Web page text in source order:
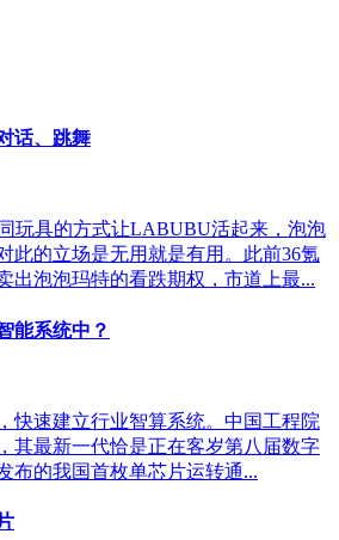
话、跳舞
玩具的方式让LABUBU活起来，泡泡
此的立场是无用就是有用。此前36氪
出泡泡玛特的看跌期权，市道上最...
能系统中？
快速建立行业智算系统。中国工程院
其最新一代恰是正在客岁第八届数字
布的我国首枚单芯片运转通...